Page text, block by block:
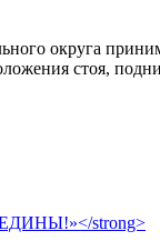
округа
стоя,
strong>